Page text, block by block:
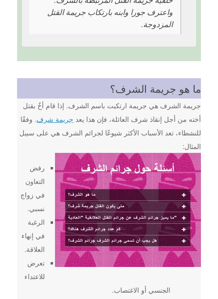
واعترف جورا وابنه بارتكاب جريمة القتل
المزدوجة.
ما هو جريمة الشرف؟
جريمة الشرف هي جريمة ارتكبت باسم الشرف. إذا قام أخٌ بقتل
أخته من أجل إنقاذ شرف العائلة، فإن هذا يعد جريمة شرف. وفقًا
للنشطاء، تعد الأسباب الأكثر شيوعًا لجرائم الشرف هي على سبيل
المثال:
رفض
التعاون
في زواج
نسبي.
الرغبة
في إنهاء
العلاقة.
تعرض
للاعتداء
الجنسي أو الاغتصاب.